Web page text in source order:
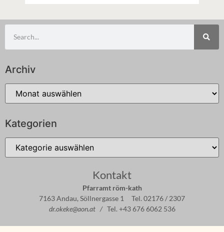
Archiv
Kategorien
Kontakt
Pfarramt röm-kath
7163 Andau, Söllnergasse 1 Tel. 02176 / 2307
dr.okeke@aon.at / Tel. +43 676 6062 536